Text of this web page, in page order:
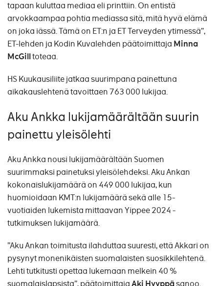
tapaan kuluttaa mediaa eli printtiin. On entistä
arvokkaampaa pohtia mediassa sitä, mitä hyvä elämä
on joka iässä. Tämä on ET:n ja ET Terveyden ytimessä”,
ET-lehden ja Kodin Kuvalehden päätoimittaja Minna
McGilltoteaa.
HS Kuukausiliite jatkaa suurimpana painettuna
aikakauslehtenä tavoittaen 763 000 lukijaa.
Aku Ankka lukijamäärältään suurin
painettu yleisölehti
Aku Ankka nousi lukijamäärältään Suomen
suurimmaksi painetuksi yleisölehdeksi. Aku Ankan
kokonaislukijamäärä on 449 000 lukijaa, kun
huomioidaan KMT:n lukijamäärä sekä alle 15-
vuotiaiden lukemista mittaavan Yippee 2024 -
tutkimuksen lukijamäärä.
”Aku Ankan toimitusta ilahduttaa suuresti, että Akkari on
pysynyt monenikäisten suomalaisten suosikkilehtenä.
Lehti tutkitusti opettaa lukemaan melkein 40 %
suomalaislapsista”, päätoimittajaAki Hyyppäsanoo.